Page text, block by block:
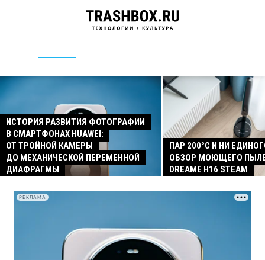
ИСТОРИЯ РАЗВИТИЯ ФОТОГРАФИИ
В СМАРТФОНАХ HUAWEI:
ОТ ТРОЙНОЙ КАМЕРЫ
ДО МЕХАНИЧЕСКОЙ ПЕРЕМЕННОЙ
ДИАФРАГМЫ
ПАР 200°C И НИ
ОБЗОР МОЮЩЕГО
DREAME H16 STEAM
РЕКЛАМА